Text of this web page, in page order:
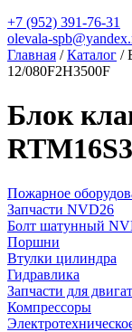
+7 (952) 391-76-31
olevala-
Главная /Каталог /
12/080F2H3500F
Блок
Пожарное
Запчасти NVD26
Болт шатунный
Поршни
Втулки цилиндра
Гидравлика
Запчасти для
Компрессоры